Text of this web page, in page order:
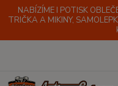
NABÍZÍME I POTISK
TRIČKA A MIKINY,